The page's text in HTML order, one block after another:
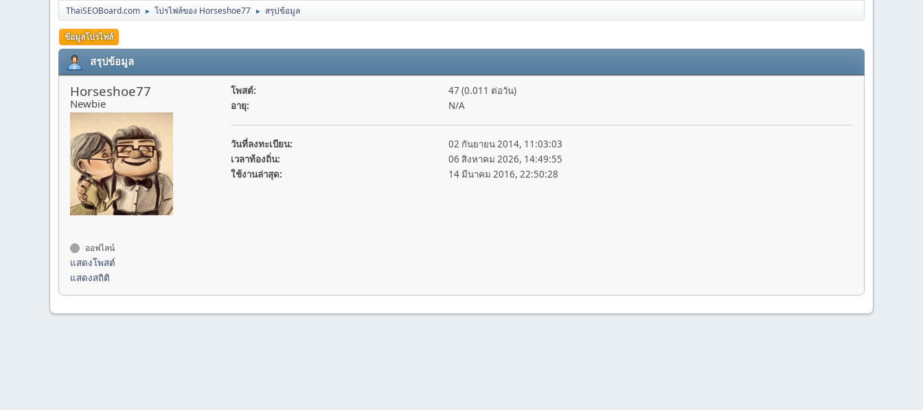
ThaiSEOBoard.com ► โปรไฟล์ของ Horseshoe77 ► สรุปข้อมูล
ข้อมูลโปรไฟล์
สรุปข้อมูล
Horseshoe77
Newbie
ออฟไลน์
แสดงโพสต์
แสดงสถิติ
โพสต์:
47 (0.011 ต่อวัน)
อายุ:
N/A
วันที่ลงทะเบียน:
02 กันยายน 2014, 11:03:03
เวลาท้องถิ่น:
06 สิงหาคม 2026, 14:49:55
ใช้งานล่าสุด:
14 มีนาคม 2016, 22:50:28